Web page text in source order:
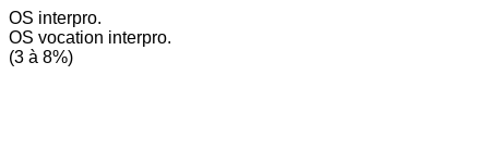
OS interpro.
OS vocation interpro.
(3 à 8%)